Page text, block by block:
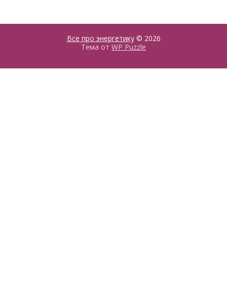
Все про энергетику© 2026
Тема от WP Puzzle